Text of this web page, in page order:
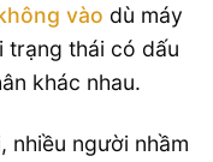
vào dù máy
trạng thái có dấu
khác nhau.
nhiều người nhầm